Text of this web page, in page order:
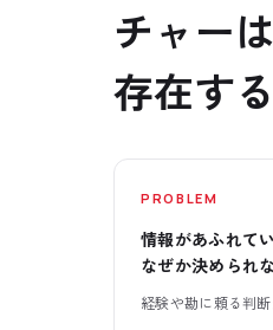
チャーは
存在す
PROBLEM
情報があふれて
なぜか決められな
経験や勘に頼る判